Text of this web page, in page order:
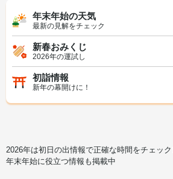
年末年始の天気
最新の見解をチェック
新春おみくじ
2026年の運試し
初詣情報
新年の幕開けに！
2026年は初日の出情報で正確な時間をチェッ
年末年始に役立つ情報も掲載中